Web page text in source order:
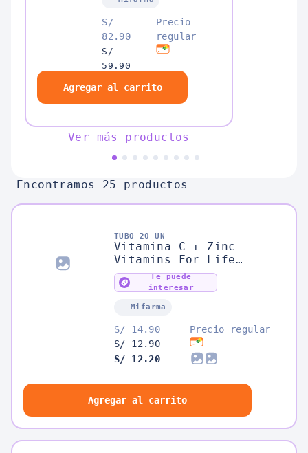
S/
82.90
Precio
regular
S/
59.90
56.90
Agregar al carrito
Ver más productos
Encontramos 25 productos
TUBO 20 UN
Vitamina C + Zinc
Vitamins For Life
Tableta Efervescente
Sabor Naranja
Te puede
interesar
Mifarma
S/ 14.90
Precio regular
S/ 12.90
S/ 12.20
Agregar al carrito